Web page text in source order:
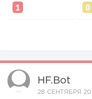
Конференции августа
для бизнеса,...
HF.bot
28 СЕНТЯБРЯ